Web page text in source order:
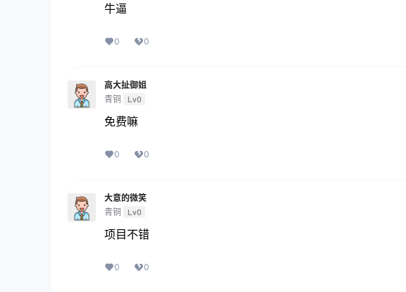
牛逼
0 0
高大扯御姐
青铜
Lv0
免费嘛
0 0
大意的微笑
青铜
Lv0
项目不错
0 0